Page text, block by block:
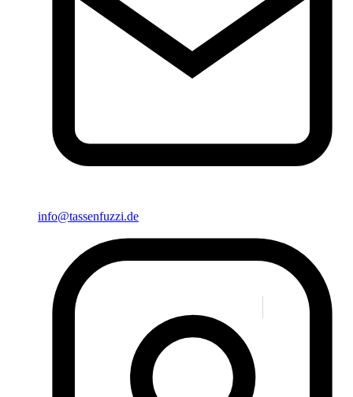
info@tassenfuzzi.de